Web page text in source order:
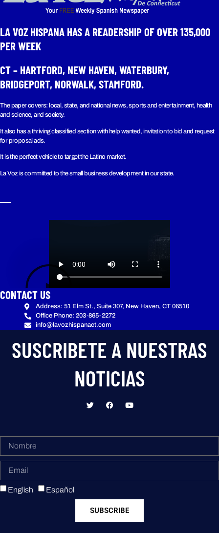
LA VOZ HISPANA HAS A READERSHIP OF OVER 135,000
PER WEEK​
CT – HARTFORD, NEW HAVEN, WATERBURY,
BRIDGEPORT, NORWALK, STAMFORD.
The paper covers: local, state, and national news, sports and entertainment, health
and science, and society.
It also has a thriving classified section with help wanted, invitation to bid and request
for proposal ads.
It is the perfect vehicle to target the Latino market.
La Voz is committed to the small business development in our state.
CONTACT US
Address: 51 Elm St., Suite 307, New Haven, CT 06510
Office Phone: 203-865-2272
info@lavozhispanact.com
SUSCRIBETE A NUESTRAS
NOTICIAS
English Español
SUBSCRIBE